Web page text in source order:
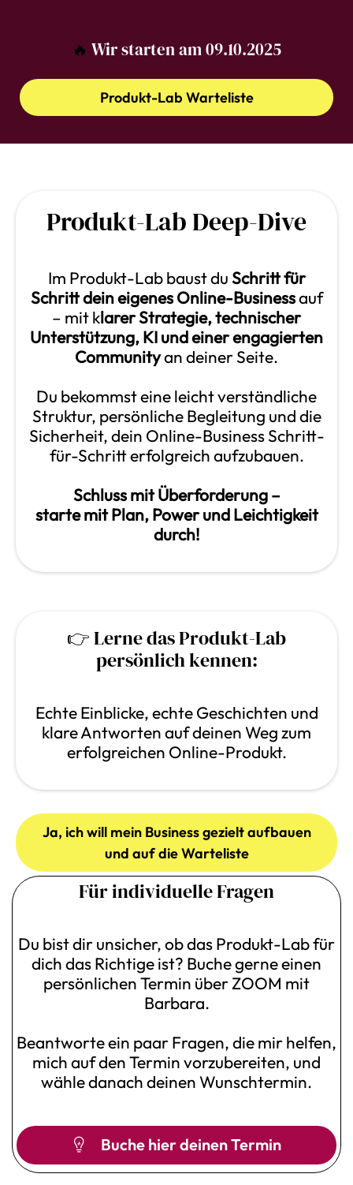
🔥 Wir starten am 09.10.2025
Produkt-Lab Warteliste
Produkt-Lab Deep-Dive
Im Produkt-Lab baust duSchritt für
Schritt dein eigenes Online-Businessauf
– mit klarer Strategie, technischer
Unterstützung, KI und einer engagierten
Communityan deiner Seite.
Du bekommst eine leicht verständliche
Struktur, persönliche Begleitung und die
Sicherheit, dein Online-Business Schritt-
für-Schritt erfolgreich aufzubauen.
Schluss mit Überforderung –
starte mit Plan, Power und Leichtigkeit
durch!
👉 Lerne das Produkt-Lab
persönlich kennen:
Echte Einblicke, echte Geschichten und
klare Antworten auf deinen Weg zum
erfolgreichen Online-Produkt.
Ja, ich will mein Business gezielt aufbauen
und auf die Warteliste
Für individuelle Fragen
Du bist dir unsicher, ob das Produkt-Lab für
dich das Richtige ist? Buche gerne einen
persönlichen Termin über ZOOM mit
Barbara.
Beantworte ein paar Fragen, die mir helfen,
mich auf den Termin vorzubereiten, und
wähle danach deinen Wunschtermin.
Buche hier deinen Termin